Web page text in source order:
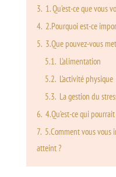
3. 1. Qu’est-ce que vous
4. 2.Pourquoi est-ce
5. 3.Que pouvez-vous
5.1. L’alimentation
5.2. L’activité physique
5.3. La gestion du
6. 4.Qu’est-ce qui
7. 5.Comment vous vous
atteint ?